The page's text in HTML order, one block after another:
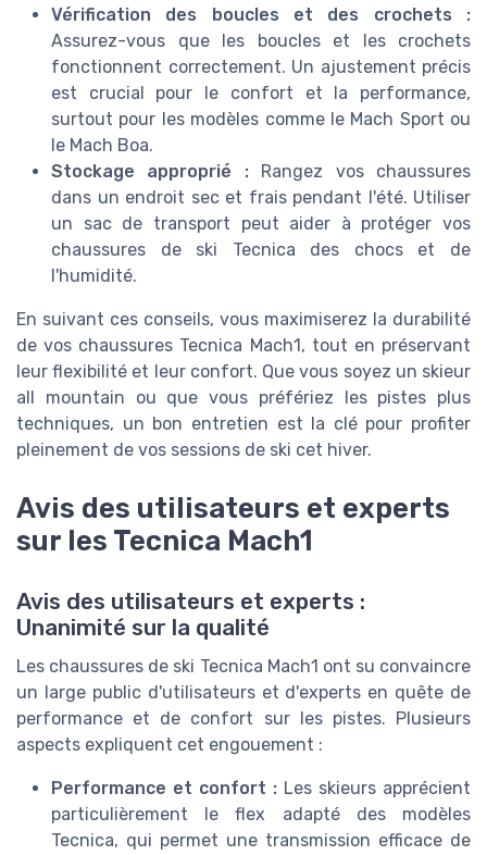
Vérification des boucles et des crochets :
Assurez-vous que les boucles et les crochets
fonctionnent correctement. Un ajustement précis
est crucial pour le confort et la performance,
surtout pour les modèles comme le Mach Sport ou
le Mach Boa.
Stockage approprié :Rangez vos chaussures
dans un endroit sec et frais pendant l'été. Utiliser
un sac de transport peut aider à protéger vos
chaussures de ski Tecnica des chocs et de
l'humidité.
En suivant ces conseils, vous maximiserez la durabilité
de vos chaussures Tecnica Mach1, tout en préservant
leur flexibilité et leur confort. Que vous soyez un skieur
all mountain ou que vous préfériez les pistes plus
techniques, un bon entretien est la clé pour profiter
pleinement de vos sessions de ski cet hiver.
Avis des utilisateurs et experts
sur les Tecnica Mach1
Avis des utilisateurs et experts :
Unanimité sur la qualité
Les chaussures de ski Tecnica Mach1 ont su convaincre
un large public d'utilisateurs et d'experts en quête de
performance et de confort sur les pistes. Plusieurs
aspects expliquent cet engouement :
Performance et confort : Les skieurs apprécient
particulièrement le flex adapté des modèles
Tecnica, qui permet une transmission efficace de